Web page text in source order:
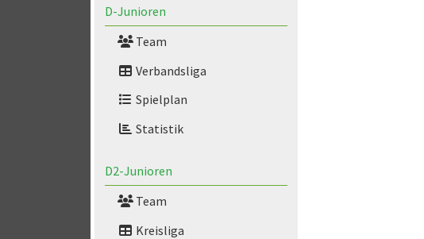
D-Junioren
Team
Verbandsliga
Spielplan
Statistik
D2-Junioren
Team
Kreisliga